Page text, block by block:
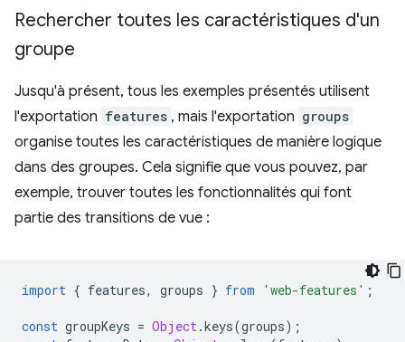
Rechercher toutes les caractéristiques d'un
groupe
Jusqu'à présent, tous les exemples présentés utilisent
l'exportation features , mais l'exportation groups
organise toutes les caractéristiques de manière logique
dans des groupes. Cela signifie que vous pouvez, par
exemple, trouver toutes les fonctionnalités qui font
partie des transitions de vue :
import { features, groups } from 'web-features' ;
const groupKeys = Object.keys(groups);